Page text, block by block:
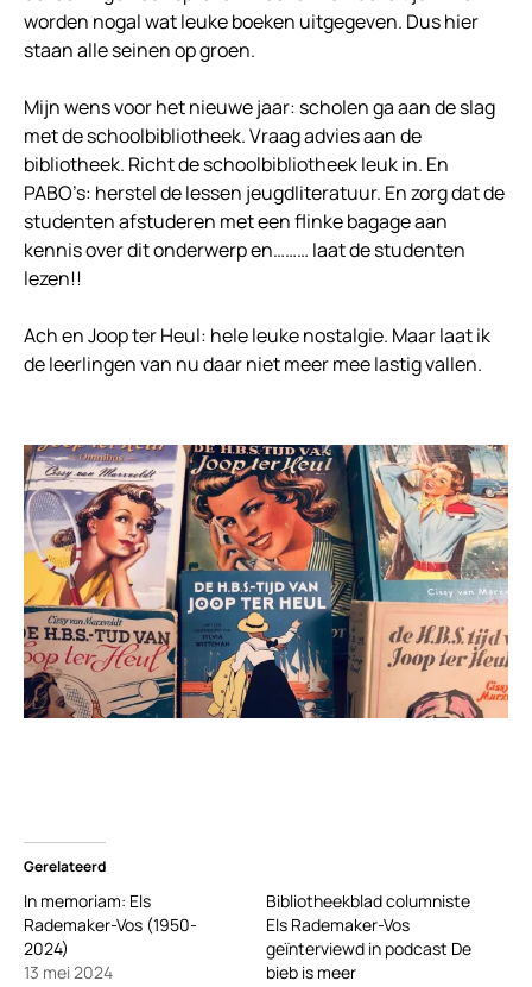
worden nogal wat leuke boeken uitgegeven. Dus hier
staan alle seinen op groen.
Mijn wens voor het nieuwe jaar: scholen ga aan de slag
met de schoolbibliotheek. Vraag advies aan de
bibliotheek. Richt de schoolbibliotheek leuk in. En
PABO’s: herstel de lessen jeugdliteratuur. En zorg dat de
studenten afstuderen met een flinke bagage aan
kennis over dit onderwerp en……… laat de studenten
lezen!!
Ach en Joop ter Heul: hele leuke nostalgie. Maar laat ik
de leerlingen van nu daar niet meer mee lastig vallen.
Gerelateerd
In memoriam: Els
Rademaker-Vos (1950-
2024)
13 mei 2024
Bibliotheekblad columniste
Els Rademaker-Vos
geïnterviewd in podcast De
bieb is meer